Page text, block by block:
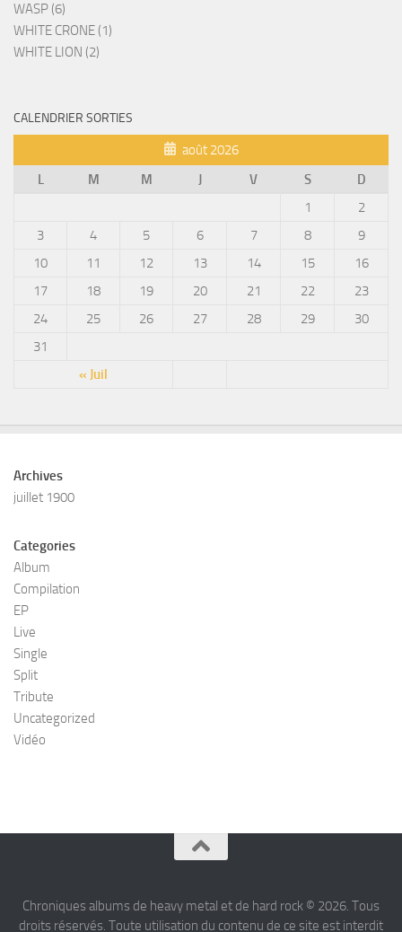
WASP (6)
WHITE CRONE (1)
WHITE LION (2)
CALENDRIER SORTIES
août 2026
L
M M J V S D
« Juil
1
2
3
4 5 6 7 8
9
10
11 12 13 14 15
16
17
18 19 20 21 22
23
24
25 26 27 28 29
30
31
Archives
juillet 1900
Categories
Album
Compilation
EP
Live
Single
Split
Tribute
Uncategorized
Vidéo
Chroniques albums de heavy metal et de hard rock © 2026. Tous
droits réservés. Toute utilisation du contenu de ce site est interdit